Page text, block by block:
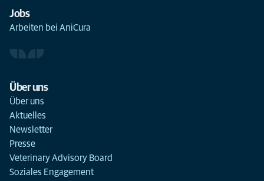
Jobs
Arbeiten bei AniCura
Über uns
Über uns
Aktuelles
Newsletter
Presse
Veterinary Advisory Board
Soziales Engagement